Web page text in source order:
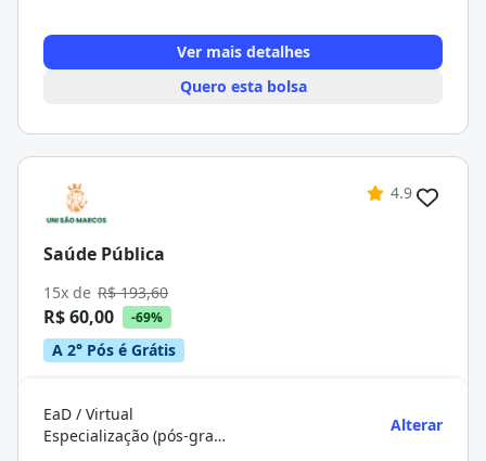
Ver mais detalhes
Quero esta bolsa
4.9
Saúde Pública
15x de R$ 193,60
R$ 60,00 -69%
A 2° Pós é Grátis
EaD / Virtual
Especialização (pós-graduação)
Alterar